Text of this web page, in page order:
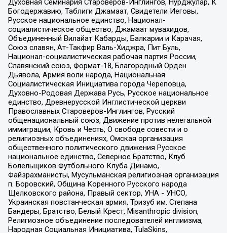
Духовная Семинария Староверов-Инглингов, Нурджулар, К
Богодержавию, Таблиги Джамаат, Свидетели Иеговы,
Русское национальное единство, Национал-
социалистическое общество, Джамаат мувахидов,
Объединенный Вилайат Кабарды, Балкарии и Карачая,
Союз славян, Ат-Такфир Валь-Хиджра, Пит Буль,
Национал-социалистическая рабочая партия России,
Славянский союз, Формат-18, Благородный Орден
Дьявола, Армия воли народа, Национальная
Социалистическая Инициатива города Череповца,
Духовно-Родовая Держава Русь, Русское национальное
единство, Древнерусской Инглистической церкви
Православных Староверов-Инглингов, Русский
общенациональный союз, Движение против нелегальной
иммиграции, Кровь и Честь, О свободе совести и о
религиозных объединениях, Омская организация
общественного политического движения Русское
национальное единство, Северное Братство, Клуб
Болельщиков Футбольного Клуба Динамо,
Файзрахманисты, Мусульманская религиозная организация
п. Боровский, Община Коренного Русского народа
Щелковского района, Правый сектор, УНА - УНСО,
Украинская повстанческая армия, Тризуб им. Степана
Бандеры, Братство, Белый Крест, Misanthropic division,
Религиозное объединение последователей инглиизма,
Народная Социальная Инициатива, TulaSkins,